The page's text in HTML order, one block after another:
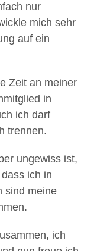
nur
mich sehr
auf ein
Zeit an meiner
in
ich darf
trennen.
ungewiss ist,
ich in
sind meine
ich